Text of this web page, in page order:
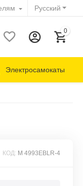
Русский
0
Электросамокаты
КОД: M 4993EBLR-4